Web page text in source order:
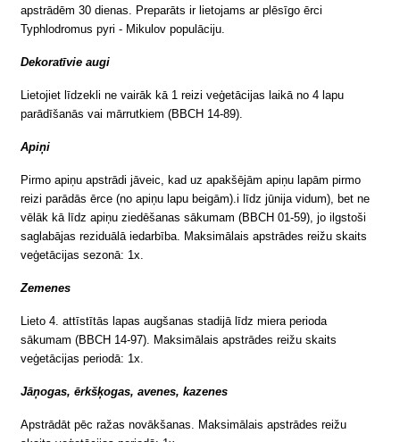
apstrādēm 30 dienas. Preparāts ir lietojams ar plēsīgo ērci
Typhlodromus pyri - Mikulov populāciju.
Dekoratīvie augi
Lietojiet līdzekli ne vairāk kā 1 reizi veģetācijas laikā no 4 lapu
parādīšanās vai mārrutkiem (BBCH 14-89).
Apiņi
Pirmo apiņu apstrādi jāveic, kad uz apakšējām apiņu lapām pirmo
reizi parādās ērce (no apiņu lapu beigām).i līdz jūnija vidum), bet ne
vēlāk kā līdz apiņu ziedēšanas sākumam (BBCH 01-59), jo ilgstoši
saglabājas reziduālā iedarbība. Maksimālais apstrādes reižu skaits
veģetācijas sezonā: 1x.
Zemenes
Lieto 4. attīstītās lapas augšanas stadijā līdz miera perioda
sākumam (BBCH 14-97). Maksimālais apstrādes reižu skaits
veģetācijas periodā: 1x.
Jāņogas, ērkšķogas, avenes, kazenes
Apstrādāt pēc ražas novākšanas. Maksimālais apstrādes reižu